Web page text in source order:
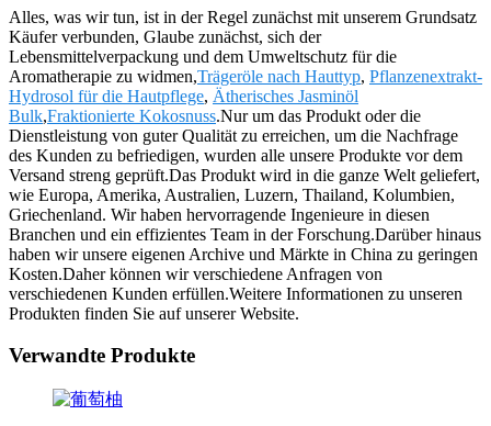
Alles, was wir tun, ist in der Regel zunächst mit unserem Grundsatz
Käufer verbunden, Glaube zunächst, sich der
Lebensmittelverpackung und dem Umweltschutz für die
Aromatherapie zu widmen,Trägeröle nach Hauttyp, Pflanzenextrakt-
Hydrosol für die Hautpflege, Ätherisches Jasminöl
Bulk,Fraktionierte Kokosnuss.Nur um das Produkt oder die
Dienstleistung von guter Qualität zu erreichen, um die Nachfrage
des Kunden zu befriedigen, wurden alle unsere Produkte vor dem
Versand streng geprüft.Das Produkt wird in die ganze Welt geliefert,
wie Europa, Amerika, Australien, Luzern, Thailand, Kolumbien,
Griechenland. Wir haben hervorragende Ingenieure in diesen
Branchen und ein effizientes Team in der Forschung.Darüber hinaus
haben wir unsere eigenen Archive und Märkte in China zu geringen
Kosten.Daher können wir verschiedene Anfragen von
verschiedenen Kunden erfüllen.Weitere Informationen zu unseren
Produkten finden Sie auf unserer Website.
Verwandte Produkte